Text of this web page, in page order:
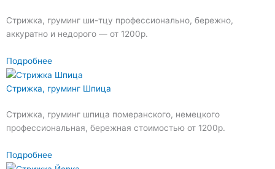
Стрижка, груминг ши-тцу профессионально, бережно,
аккуратно и недорого — от 1200р.
Подробнее
Стрижка, груминг Шпица
Стрижка, груминг шпица померанского, немецкого
профессиональная, бережная стоимостью от 1200р.
Подробнее